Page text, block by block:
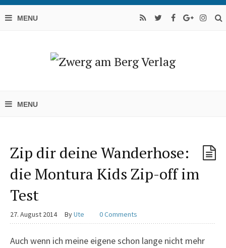
Zip dir deine Wanderhose:
die Montura Kids Zip-off im
Test
27. August 2014 ByUte 0 Comments
Auch wenn ich meine eigene schon lange nicht mehr